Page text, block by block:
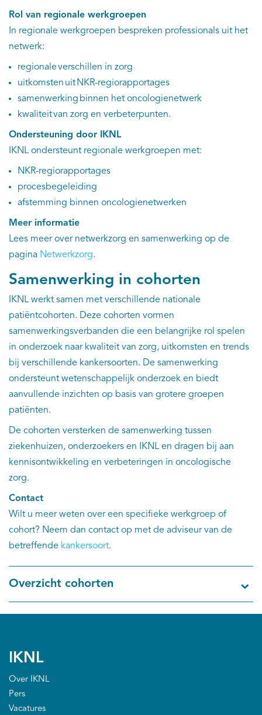
Rol van regionale werkgroepen
In regionale werkgroepen bespreken professionals uit het
netwerk:
regionale verschillen in zorg
uitkomsten uit NKR-regiorapportages
samenwerking binnen het oncologienetwerk
kwaliteit van zorg en verbeterpunten.
Ondersteuning door IKNL
IKNL ondersteunt regionale werkgroepen met:
NKR-regiorapportages
procesbegeleiding
afstemming binnen oncologienetwerken
Meer informatie
Lees meer over netwerkzorg en samenwerking op de
pagina Netwerkzorg.
Samenwerking in cohorten
IKNL werkt samen met verschillende nationale
patiëntcohorten. Deze cohorten vormen
samenwerkingsverbanden die een belangrijke rol spelen
in onderzoek naar kwaliteit van zorg, uitkomsten en trends
bij verschillende kankersoorten. De samenwerking
ondersteunt wetenschappelijk onderzoek en biedt
aanvullende inzichten op basis van grotere groepen
patiënten.
De cohorten versterken de samenwerking tussen
ziekenhuizen, onderzoekers en IKNL en dragen bij aan
kennisontwikkeling en verbeteringen in oncologische
zorg.
Contact
Wilt u meer weten over een specifieke werkgroep of
cohort? Neem dan contact op met de adviseur van de
betreffende kankersoort.
Overzicht cohorten
IKNL
Over IKNL
Pers
Vacatures